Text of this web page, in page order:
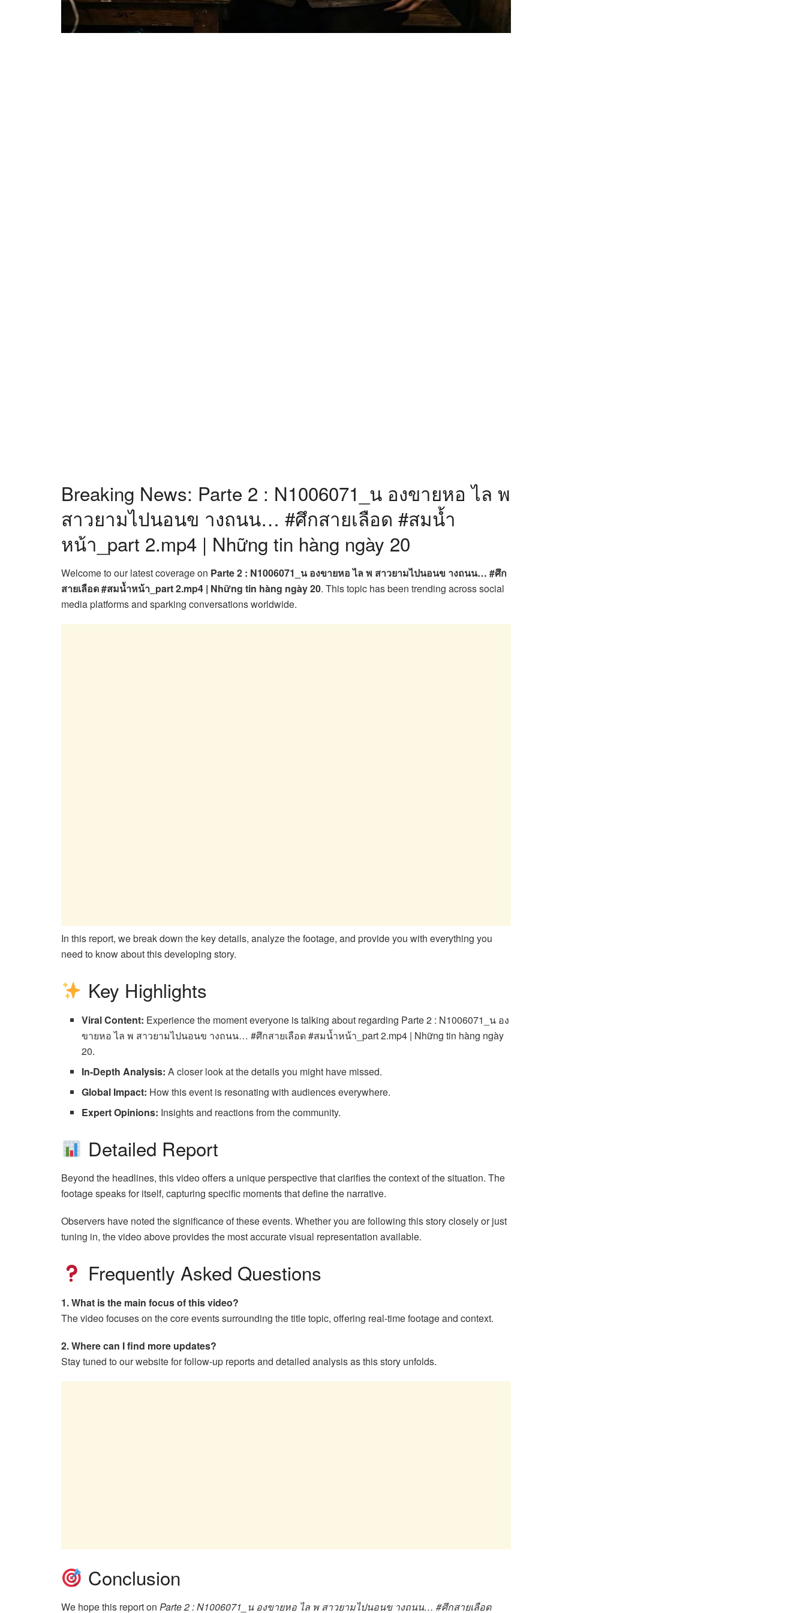
Breaking News: Parte 2 : N1006071_น องขายหอ ไล พ
สาวยามไปนอนข างถนน… #ศึกสายเลือด #สมน้ำ
หน้า_part 2.mp4 | Những tin hàng ngày 20
Welcome to our latest coverage on Parte 2 : N1006071_น องขายหอ ไล พ สาวยามไปนอนข างถนน… #ศึก
สายเลือด #สมน้ำหน้า_part 2.mp4 | Những tin hàng ngày 20. This topic has been trending across social
media platforms and sparking conversations worldwide.
In this report, we break down the key details, analyze the footage, and provide you with everything you
need to know about this developing story.
Key Highlights
Viral Content: Experience the moment everyone is talking about regarding Parte 2 : N1006071_น อง
ขายหอ ไล พ สาวยามไปนอนข างถนน… #ศึกสายเลือด #สมน้ำหน้า_part 2.mp4 | Những tin hàng ngày
20.
In-Depth Analysis: A closer look at the details you might have missed.
Global Impact: How this event is resonating with audiences everywhere.
Expert Opinions: Insights and reactions from the community.
Detailed Report
Beyond the headlines, this video offers a unique perspective that clarifies the context of the situation. The
footage speaks for itself, capturing specific moments that define the narrative.
Observers have noted the significance of these events. Whether you are following this story closely or just
tuning in, the video above provides the most accurate visual representation available.
Frequently Asked Questions
1. What is the main focus of this video?
The video focuses on the core events surrounding the title topic, offering real-time footage and context.
2. Where can I find more updates?
Stay tuned to our website for follow-up reports and detailed analysis as this story unfolds.
Conclusion
We hope this report on Parte 2 : N1006071_น องขายหอ ไล พ สาวยามไปนอนข างถนน… #ศึกสายเลือด